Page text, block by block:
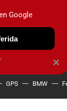
GPS BMW
×
Google